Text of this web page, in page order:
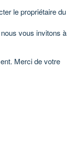
le propriétaire du
vous invitons à
Merci de votre